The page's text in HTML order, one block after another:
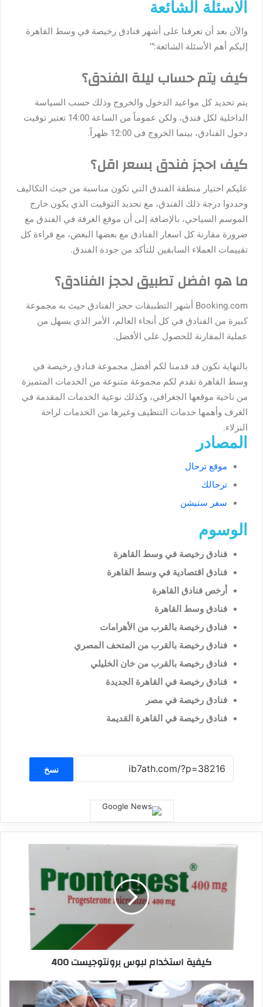
الاسئلة الشائعة
والآن بعد أن تعرفنا على أشهر فنادق رخيصة في وسط القاهرة
إليكم أهم الأسئلة الشائعة:”’
كيف يتم حساب ليلة الفندق؟
يتم تحديد كل مواعيد الدخول والخروج وذلك حسب السياسة
الداخلية لكل فندق، ولكن عموماً من الساعة 14:00 تعتبر توقيت
دخول الفنادق، بينما الخروج فى 12:00 ظهراً.
كيف احجز فندق بسعر اقل؟
عليكم اختيار منطقة الفندق التي تكون مناسبة من حيث التكاليف
وحددوا درجة ذلك الفندق، مع تحديد التوقيت الذي يكون خارج
الموسم السياحي، بالإضافة إلى أن موقع الغرفة في الفندق مع
ضرورة مقارنة كل اسعار الفنادق مع بعضها البعض، مع قراءة كل
تقييمات العملاء السابقين للتأكد من جودة الفندق.
ما هو افضل تطبيق لحجز الفنادق؟
Booking.com أشهر التطبيقات حجز الفنادق حيث به مجموعة
كبيرة من الفنادق في كل أنحاء العالم، الأمر الذي يسهل من
عملية المقارنة للحصول على الأفضل.
بالنهاية نكون قد قدمنا لكم أفضل مجموعة فنادق رخيصة في
وسط القاهرة تقدم لكم مجموعة متنوعة من الخدمات المتميزة
من ناحية موقعها الجغرافي، وكذلك نوعية الخدمات المقدمة في
الغرف وأهمها خدمات التنظيف وغيرها من الخدمات لراحة
النزلاء.
المصادر
موقع ترحال
ترحالك
سفر ستيشن
الوسوم
فنادق رخيصة في وسط القاهرة
فنادق اقتصادية في وسط القاهرة
أرخص فنادق القاهرة
فنادق وسط القاهرة
فنادق رخيصة بالقرب من الأهرامات
فنادق رخيصة بالقرب من المتحف المصري
فنادق رخيصة بالقرب من خان الخليلي
فنادق رخيصة في القاهرة الجديدة
فنادق رخيصة في مصر
فنادق رخيصة في القاهرة القديمة
نسخ
كيفية استخدام لبوس برونتوجيست 400